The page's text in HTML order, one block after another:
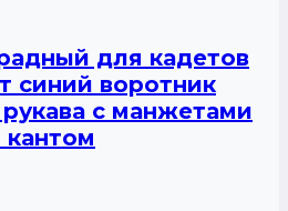
для кадетов
синий воротник
с манжетами